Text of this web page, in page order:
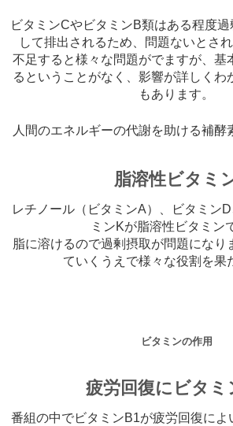
ビタミンCやビタミンB類はある程度
して排出されるため、問題ないとさ
不足すると様々な問題がでますが、基
るということがなく、影響が詳しくわ
もあります。
人間のエネルギーの代謝を助ける補酵
脂溶性ビタミ
レチノール（ビタミンA）、ビタミン
ミンKが脂溶性ビタミン
脂に溶けるので過剰摂取が問題になり
ていくうえで様々な役割を果
ビタミンの作用
疲労回復にビタミ
番組の中でビタミンB1が疲労回復によ